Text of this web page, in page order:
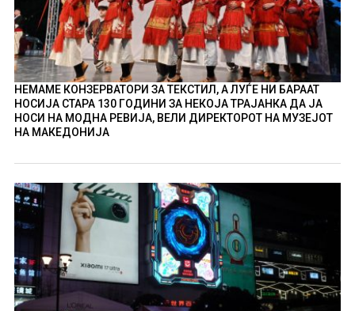
НЕМАМЕ КОНЗЕРВАТОРИ ЗА ТЕКСТИЛ, А ЛУЃЕ НИ БАРААТ
НОСИЈА СТАРА 130 ГОДИНИ ЗА НЕКОЈА ТРАЈАНКА ДА ЈА
НОСИ НА МОДНА РЕВИЈА, ВЕЛИ ДИРЕКТОРОТ НА МУЗЕЈОТ
НА МАКЕДОНИЈА